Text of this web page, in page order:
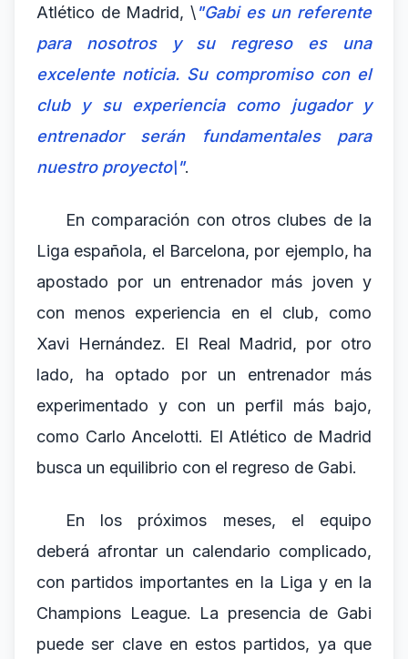
Atlético de Madrid, \"Gabi es un referente
para nosotros y su regreso es una
excelente noticia. Su compromiso con el
club y su experiencia como jugador y
entrenador serán fundamentales para
nuestro proyecto\".
En comparación con otros clubes de la
Liga española, el Barcelona, por ejemplo, ha
apostado por un entrenador más joven y
con menos experiencia en el club, como
Xavi Hernández. El Real Madrid, por otro
lado, ha optado por un entrenador más
experimentado y con un perfil más bajo,
como Carlo Ancelotti. El Atlético de Madrid
busca un equilibrio con el regreso de Gabi.
En los próximos meses, el equipo
deberá afrontar un calendario complicado,
con partidos importantes en la Liga y en la
Champions League. La presencia de Gabi
puede ser clave en estos partidos, ya que